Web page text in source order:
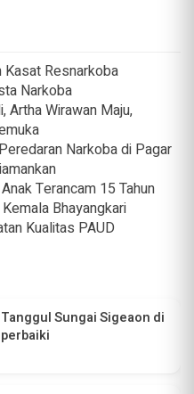
Resnarkoba
Narkoba
Artha Wirawan Maju,
Narkoba di Pagar
Terancam 15 Tahun
Bhayangkari
Kualitas PAUD
Sungai Sigeaon di